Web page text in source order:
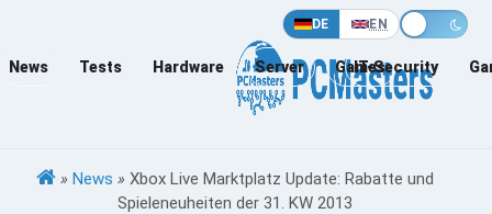
DE EN
News Tests Hardware Server Games
IT-Security
» News » Xbox Live Marktplatz Update: Rabatte und
Spieleneuheiten der 31. KW 2013